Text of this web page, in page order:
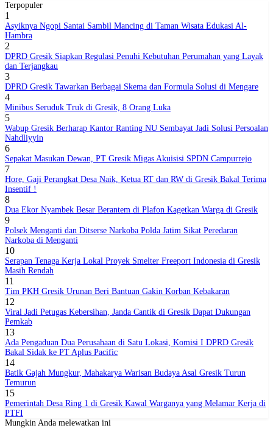
Terpopuler
1
Asyiknya Ngopi Santai Sambil Mancing di Taman Wisata Edukasi Al-
Hambra
2
DPRD Gresik Siapkan Regulasi Penuhi Kebutuhan Perumahan yang Layak
dan Terjangkau
3
DPRD Gresik Tawarkan Berbagai Skema dan Formula Solusi di Mengare
4
Minibus Seruduk Truk di Gresik, 8 Orang Luka
5
Wabup Gresik Berharap Kantor Ranting NU Sembayat Jadi Solusi Persoalan
Nahdliyyin
6
Sepakat Masukan Dewan, PT Gresik Migas Akuisisi SPDN Campurrejo
7
Hore, Gaji Perangkat Desa Naik, Ketua RT dan RW di Gresik Bakal Terima
Insentif !
8
Dua Ekor Nyambek Besar Berantem di Plafon Kagetkan Warga di Gresik
9
Polsek Menganti dan Ditserse Narkoba Polda Jatim Sikat Peredaran
Narkoba di Menganti
10
Serapan Tenaga Kerja Lokal Proyek Smelter Freeport Indonesia di Gresik
Masih Rendah
11
Tim PKH Gresik Urunan Beri Bantuan Gakin Korban Kebakaran
12
Viral Jadi Petugas Kebersihan, Janda Cantik di Gresik Dapat Dukungan
Pemkab
13
Ada Pengaduan Dua Perusahaan di Satu Lokasi, Komisi I DPRD Gresik
Bakal Sidak ke PT Aplus Pacific
14
Batik Gajah Mungkur, Mahakarya Warisan Budaya Asal Gresik Turun
Temurun
15
Pemerintah Desa Ring 1 di Gresik Kawal Warganya yang Melamar Kerja di
PTFI
Mungkin Anda melewatkan ini